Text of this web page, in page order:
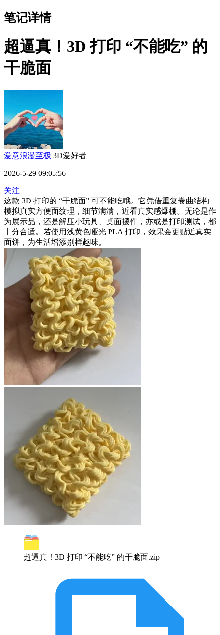
笔记详情
超逼真！3D 打印 “不能吃” 的
干脆面
爱意浪漫至极 3D爱好者
2026-5-29 09:03:56
关注
这款 3D 打印的 “干脆面” 可不能吃哦。它凭借重复卷曲结构
模拟真实方便面纹理，细节满满，近看真实感爆棚。无论是作
为展示品，还是解压小玩具、桌面摆件，亦或是打印测试，都
十分合适。若使用浅黄色哑光 PLA 打印，效果会更贴近真实
面饼，为生活增添别样趣味。
超逼真！3D 打印 “不能吃” 的干脆面.zip